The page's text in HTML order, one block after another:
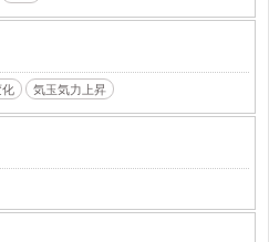
気玉気力上昇